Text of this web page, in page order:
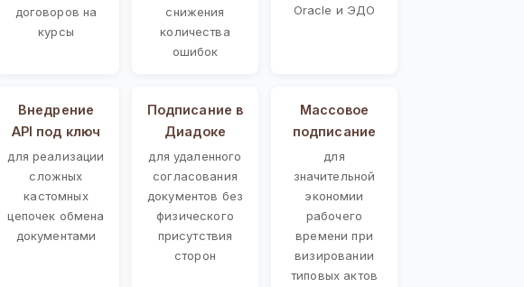
договоров на
курсы
снижения
количества
ошибок
Oracle и ЭДО
Внедрение
API под ключ
для реализации
сложных
кастомных
цепочек обмена
документами
Подписание в
Диадоке
для удаленного
согласования
документов без
физического
присутствия
сторон
Массовое
подписание
для
значительной
экономии
рабочего
времени при
визировании
типовых актов